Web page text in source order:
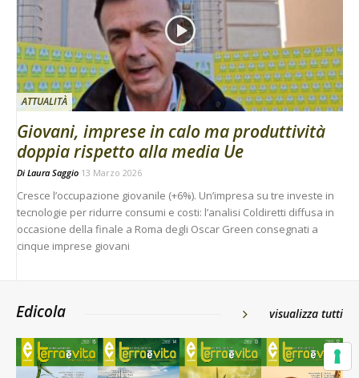
ATTUALITÀ
Giovani, imprese in calo ma produttività
doppia rispetto alla media Ue
Di Laura Saggio 13 Marzo 2026
Cresce l’occupazione giovanile (+6%). Un’impresa su tre investe in
tecnologie per ridurre consumi e costi: l’analisi Coldiretti diffusa in
occasione della finale a Roma degli Oscar Green consegnati a
cinque imprese giovani
Edicola visualizza tutti